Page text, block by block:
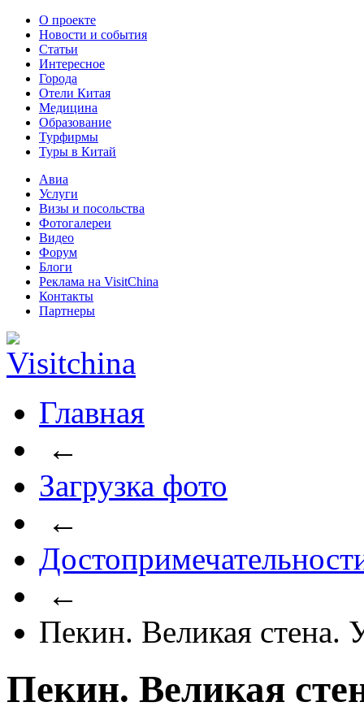
О проекте
Новости и события
Статьи
Интересное
Города
Отели Китая
Медицина
Образование
Турфирмы
Туры в Китай
Авиа
Услуги
Визы и посольства
Фотогалереи
Видео
Форум
Блоги
Реклама на VisitChina
Контакты
Партнеры
Главная
←
Загрузка фото
←
←
Пекин. Великая стена.
Пекин. Великая